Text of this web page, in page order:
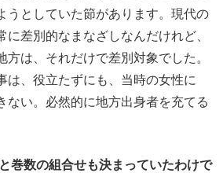
うとしていた節があります。現代の
に差別的なまなざしなんだけれど、
方は、それだけで差別対象でした。
は、役立たずにも、当時の女性に
ない。必然的に地方出身者を充てる
数の組合せも決まっていたわけで